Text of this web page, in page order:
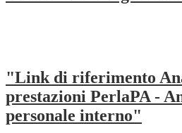
"Link di riferimento
prestazioni PerlaPA -
personale interno"